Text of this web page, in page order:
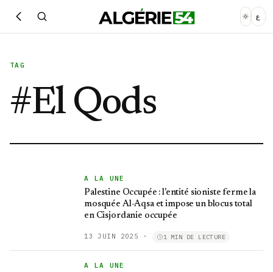
ع
TAG
#El Qods
A LA UNE
Palestine Occupée : l'entité sioniste ferme la
mosquée Al-Aqsa et impose un blocus total
en Cisjordanie occupée
13 JUIN 2025 · 1 MIN DE LECTURE
A LA UNE